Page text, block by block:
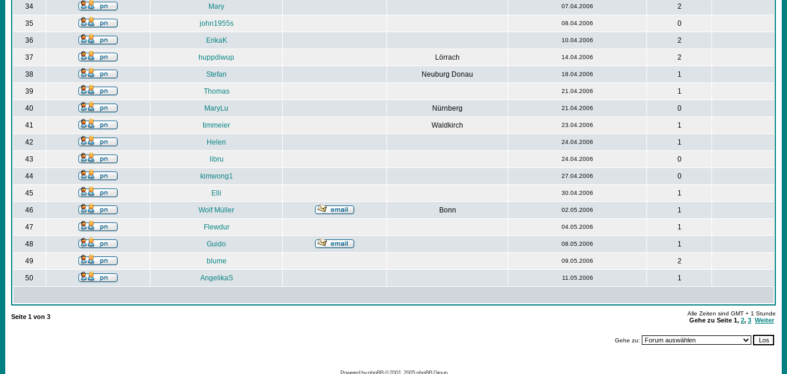
34 Mary 07.04.2006 2
35 john1955s 08.04.2006 0
36 ErikaK 10.04.2006 2
37 huppdiwup Lörrach 14.04.2006 2
38 Stefan Neuburg Donau 18.04.2006 1
39 Thomas 21.04.2006 1
40 MaryLu Nürnberg 21.04.2006 0
41 timmeier Waldkirch 23.04.2006 1
42 Helen 24.04.2006 1
43 libru 24.04.2006 0
44 kimwong1 27.04.2006 0
45 Elli 30.04.2006 1
46 Wolf Müller Bonn 02.05.2006 1
47 Flewdur 04.05.2006 1
48 Guido 08.05.2006 1
49 blume 09.05.2006 2
50 AngelikaS 11.05.2006 1
Seite 1 von 3 Alle Zeiten sind GMT + 1 Stunde
Gehe zu Seite 1, 2, 3 Weiter
Gehe zu:
Powered byphpBB© 2001, 2005 phpBB Group